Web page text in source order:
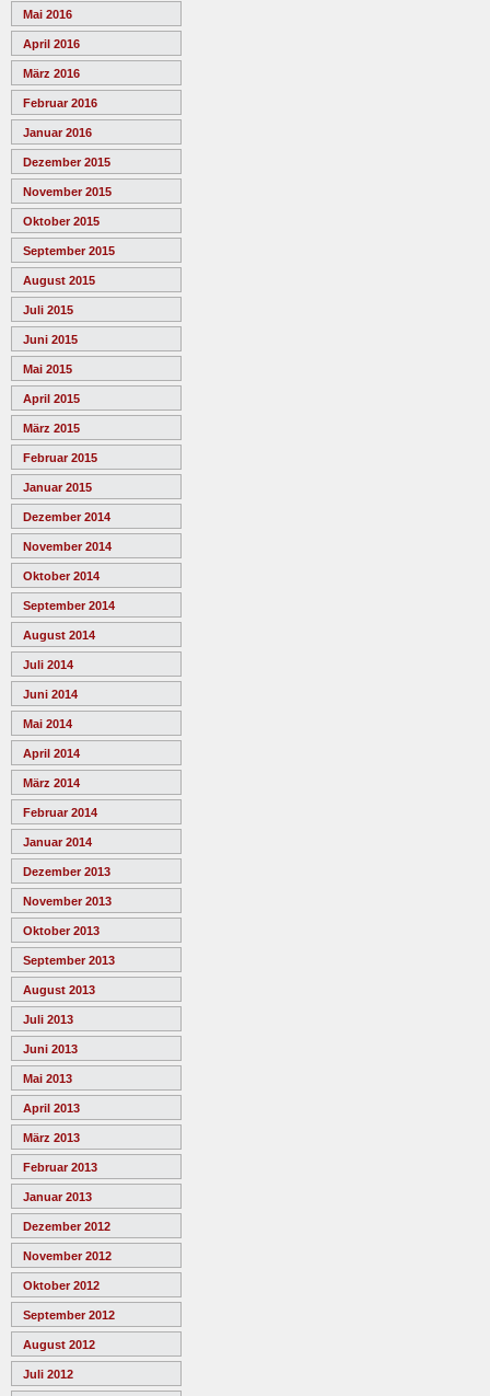
Mai 2016
April 2016
März 2016
Februar 2016
Januar 2016
Dezember 2015
November 2015
Oktober 2015
September 2015
August 2015
Juli 2015
Juni 2015
Mai 2015
April 2015
März 2015
Februar 2015
Januar 2015
Dezember 2014
November 2014
Oktober 2014
September 2014
August 2014
Juli 2014
Juni 2014
Mai 2014
April 2014
März 2014
Februar 2014
Januar 2014
Dezember 2013
November 2013
Oktober 2013
September 2013
August 2013
Juli 2013
Juni 2013
Mai 2013
April 2013
März 2013
Februar 2013
Januar 2013
Dezember 2012
November 2012
Oktober 2012
September 2012
August 2012
Juli 2012